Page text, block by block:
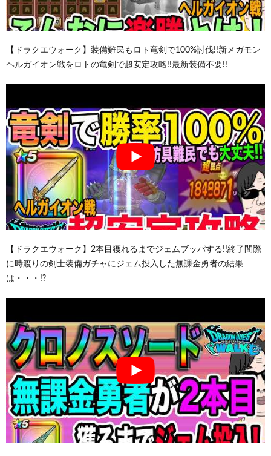
【ドラクエウォーク】装備難民もロト竜剣で100%討伐!!新メガモン
ヘルガイオン戦をロトの竜剣で超安定攻略!!最新装備不要!!
【ドラクエウォーク】2本目獲れるまでジェムブッパする!!終了間際
に時渡りの剣士装備ガチャにジェム投入した無課金勇者の結果
は・・・!?